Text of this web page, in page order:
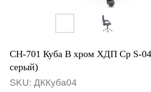
СН-701 Куба В хром ХДП Ср S-
серый)
SKU: ДККуба04